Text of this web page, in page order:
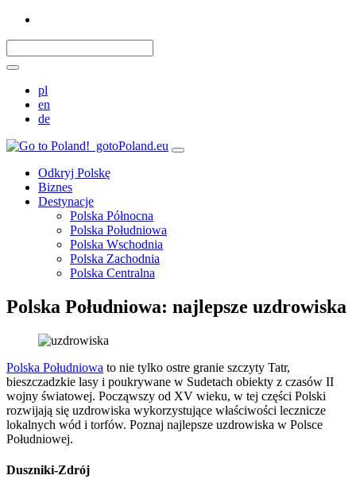
pl
en
de
gotoPoland.eu
Odkryj Polskę
Biznes
Destynacje
Polska Północna
Polska Południowa
Polska Wschodnia
Polska Zachodnia
Polska Centralna
Polska Południowa: najlepsze uzdrowiska
Polska Południowa to nie tylko ostre granie szczyty Tatr,
bieszczadzkie lasy i poukrywane w Sudetach obiekty z czasów II
wojny światowej. Począwszy od XV wieku, w tej części Polski
rozwijają się uzdrowiska wykorzystujące właściwości lecznicze
lokalnych wód i torfów. Poznaj najlepsze uzdrowiska w Polsce
Południowej.
Duszniki-Zdrój